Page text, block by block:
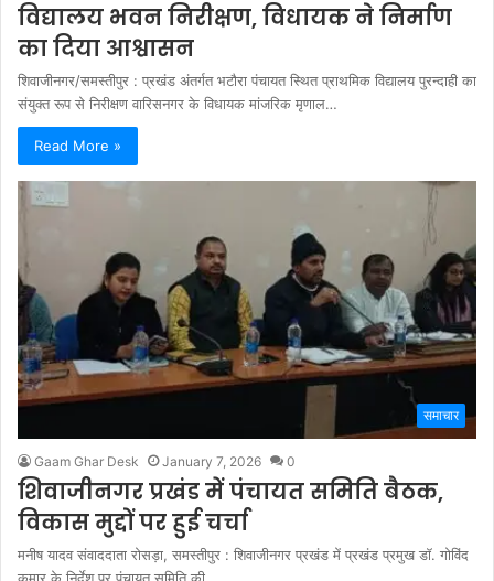
विद्यालय भवन निरीक्षण, विधायक ने निर्माण
का दिया आश्वासन
शिवाजीनगर/समस्तीपुर : प्रखंड अंतर्गत भटौरा पंचायत स्थित प्राथमिक विद्यालय पुरन्दाही का
संयुक्त रूप से निरीक्षण वारिसनगर के विधायक मांजरिक मृणाल…
Read More »
समाचार
Gaam Ghar Desk January 7, 2026 0
शिवाजीनगर प्रखंड में पंचायत समिति बैठक,
विकास मुद्दों पर हुई चर्चा
मनीष यादव संवाददाता रोसड़ा, समस्तीपुर : शिवाजीनगर प्रखंड में प्रखंड प्रमुख डॉ. गोविंद